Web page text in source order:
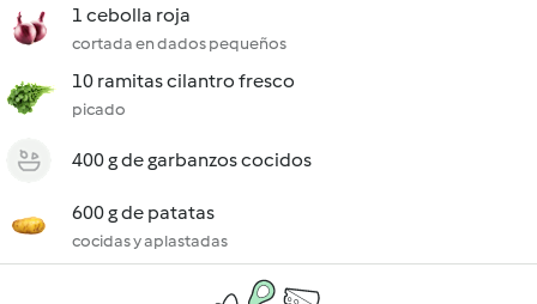
1 cebolla roja
cortada en dados pequeños
10 ramitas cilantro fresco
picado
400 g de garbanzos cocidos
600 g de patatas
cocidas y aplastadas